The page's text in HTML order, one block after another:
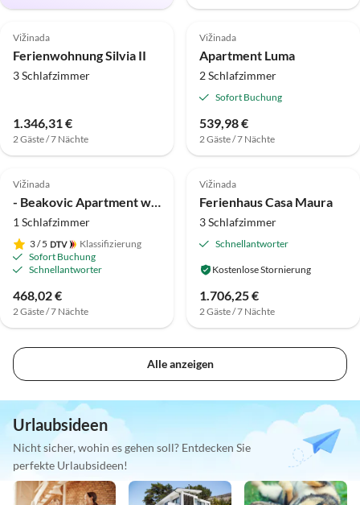
Vižinada
Ferienwohnung Silvia II
3 Schlafzimmer
1.346,31 €
2 Gäste / 7 Nächte
Vižinada
Apartment Luma
2 Schlafzimmer
Sofort Buchung
539,98 €
2 Gäste / 7 Nächte
Vižinada
- Beakovic Apartment with Garden
1 Schlafzimmer
3/ 5
Klassifizierung
Sofort Buchung
Schnellantworter
468,02 €
2 Gäste / 7 Nächte
Vižinada
Ferienhaus Casa Maura
3 Schlafzimmer
Schnellantworter
Kostenlose Stornierung
1.706,25 €
2 Gäste / 7 Nächte
Alle anzeigen
Urlaubsideen
Nicht sicher, wohin es gehen soll? Entdecken Sie
perfekte Urlaubsideen!